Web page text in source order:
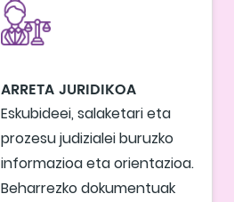
ARRETA JURIDIKOA
Eskubideei, salaketari eta
prozesu judizialei buruzko
informazioa eta orientazioa.
Beharrezko dokumentuak